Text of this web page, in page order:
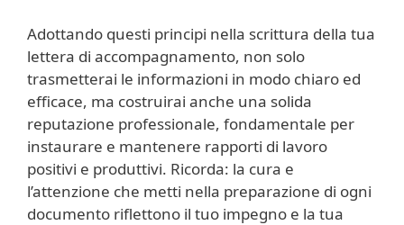
Adottando questi principi nella scrittura della tua
lettera di accompagnamento, non solo
trasmetterai le informazioni in modo chiaro ed
efficace, ma costruirai anche una solida
reputazione professionale, fondamentale per
instaurare e mantenere rapporti di lavoro
positivi e produttivi. Ricorda: la cura e
l’attenzione che metti nella preparazione di ogni
documento riflettono il tuo impegno e la tua